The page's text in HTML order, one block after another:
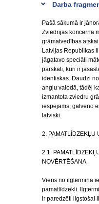
Darba
Pašā sākumā ir
Zviedrijas koncerna
grāmatvedības
Latvijas Republikas
jāgatavo speciāli
pārskati, kuri ir
identiskas. Daudzi
angļu valodā, tādēļ
izmantota zviedru
iespējams, galveno
latviski.
2. PAMATLĪDZEKĻU
2.1.
NOVĒRTĒŠANA
Viens no ilgtermiņa
pamatlīdzekļi.
ir paredzēti ilgstošai